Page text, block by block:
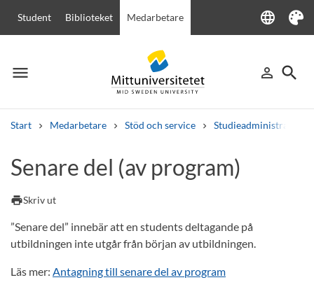
Student Biblioteket Medarbetare language
Language
Tema
menu
Meny person_outline
Logga in
search
Sök
Start Medarbetare Stöd och service Studieadministration
Andra söktjänster
Kurser och program
Senare del (av program)
printSkriv ut
”Senare del” innebär att en students deltagande på
utbildningen inte utgår från början av utbildningen.
Läs mer: Antagning till senare del av program